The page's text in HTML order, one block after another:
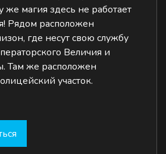
же магия здесь не работает
Рядом расположен
где несут свою службу
Величия и
Там же расположен
участок.